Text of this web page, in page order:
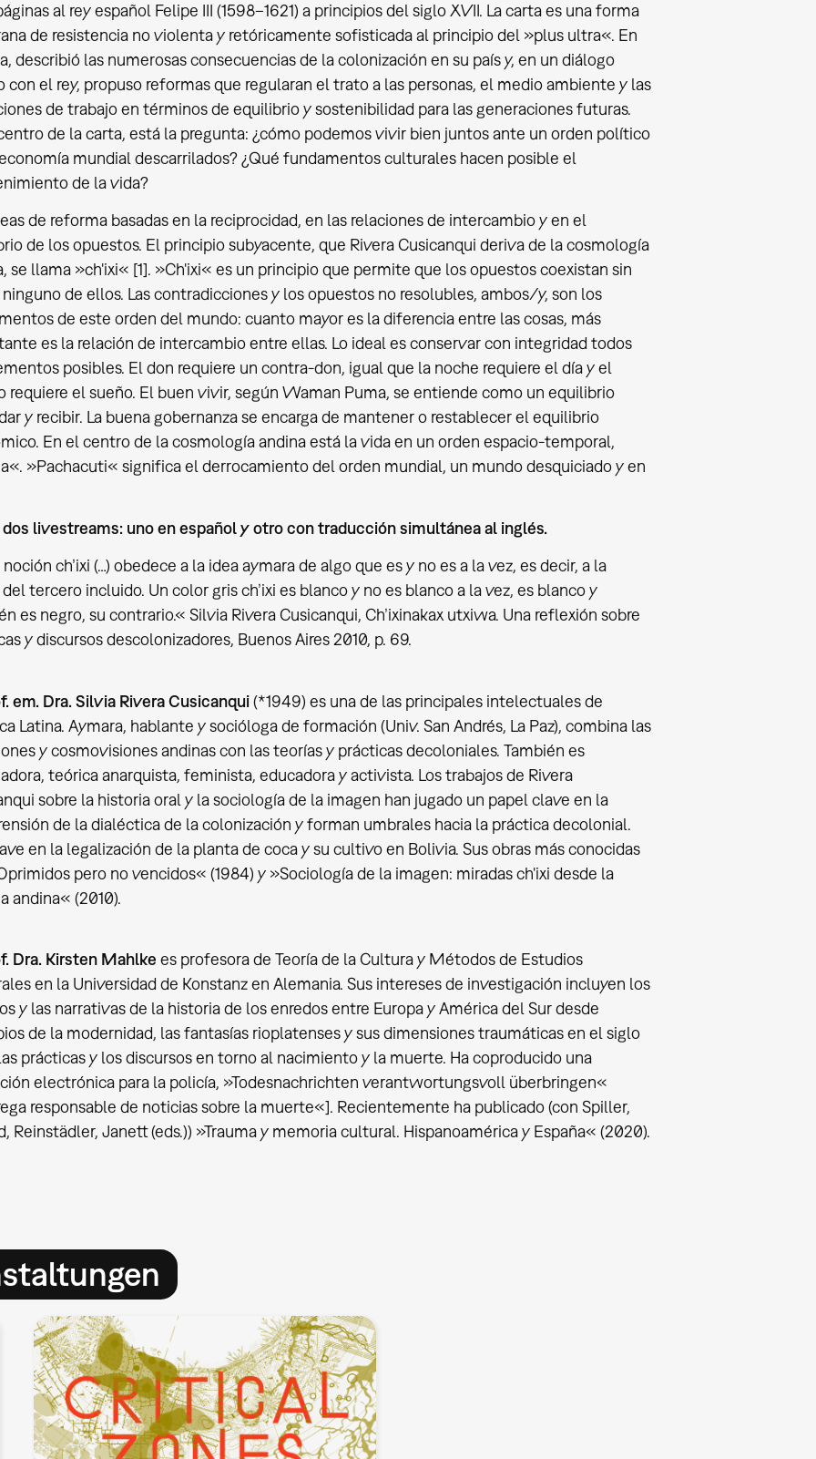
al rey español Felipe III (1598–1621) a principios del siglo XVII. La carta es una forma
de resistencia no violenta y retóricamente sofisticada al principio del »plus ultra«. En
describió las numerosas consecuencias de la colonización en su país y, en un diálogo
con el rey, propuso reformas que regularan el trato a las personas, el medio ambiente y las
de trabajo en términos de equilibrio y sostenibilidad para las generaciones futuras.
de la carta, está la pregunta: ¿cómo podemos vivir bien juntos ante un orden político
mundial descarrilados? ¿Qué fundamentos culturales hacen posible el
de la vida?
de reforma basadas en la reciprocidad, en las relaciones de intercambio y en el
de los opuestos. El principio subyacente, que Rivera Cusicanqui deriva de la cosmología
se llama »ch'ixi« [1]. »Ch'ixi« es un principio que permite que los opuestos coexistan sin
de ellos. Las contradicciones y los opuestos no resolubles, ambos/y, son los
de este orden del mundo: cuanto mayor es la diferencia entre las cosas, más
es la relación de intercambio entre ellas. Lo ideal es conservar con integridad todos
posibles. El don requiere un contra-don, igual que la noche requiere el día y el
requiere el sueño. El buen vivir, según Waman Puma, se entiende como un equilibrio
y recibir. La buena gobernanza se encarga de mantener o restablecer el equilibrio
En el centro de la cosmología andina está la vida en un orden espacio-temporal,
»Pachacuti« significa el derrocamiento del orden mundial, un mundo desquiciado y en
dos livestreams: uno en español y otro con traducción simultánea al inglés.
noción ch’ixi (…) obedece a la idea aymara de algo que es y no es a la vez, es decir, a la
tercero incluido. Un color gris ch’ixi es blanco y no es blanco a la vez, es blanco y
es negro, su contrario.« Silvia Rivera Cusicanqui, Ch’ixinakax utxiwa. Una reflexión sobre
y discursos descolonizadores, Buenos Aires 2010, p. 69.
em. Dra. Silvia Rivera Cusicanqui(*1949) es una de las principales intelectuales de
Latina. Aymara, hablante y socióloga de formación (Univ. San Andrés, La Paz), combina las
y cosmovisiones andinas con las teorías y prácticas decoloniales. También es
teórica anarquista, feminista, educadora y activista. Los trabajos de Rivera
sobre la historia oral y la sociología de la imagen han jugado un papel clave en la
de la dialéctica de la colonización y forman umbrales hacia la práctica decolonial.
en la legalización de la planta de coca y su cultivo en Bolivia. Sus obras más conocidas
pero no vencidos« (1984) y »Sociología de la imagen: miradas ch'ixi desde la
andina« (2010).
Dra. Kirsten Mahlke es profesora de Teoría de la Cultura y Métodos de Estudios
en la Universidad de Konstanz en Alemania. Sus intereses de investigación incluyen los
y las narrativas de la historia de los enredos entre Europa y América del Sur desde
de la modernidad, las fantasías rioplatenses y sus dimensiones traumáticas en el siglo
prácticas y los discursos en torno al nacimiento y la muerte. Ha coproducido una
electrónica para la policía, »Todesnachrichten verantwortungsvoll überbringen«
responsable de noticias sobre la muerte«]. Recientemente ha publicado (con Spiller,
Reinstädler, Janett (eds.)) »Trauma y memoria cultural. Hispanoamérica y España« (2020).